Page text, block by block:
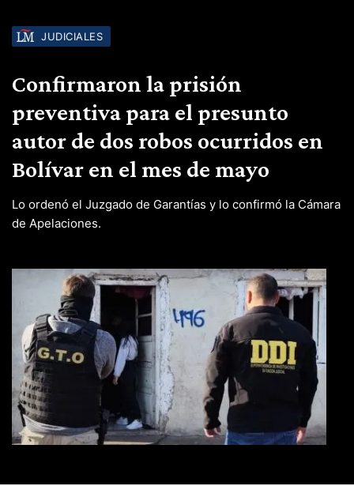
JUDICIALES
Confirmaron la prisión
preventiva para el presunto
autor de dos robos ocurridos en
Bolívar en el mes de mayo
Lo ordenó el Juzgado de Garantías y lo confirmó la Cámara
de Apelaciones.